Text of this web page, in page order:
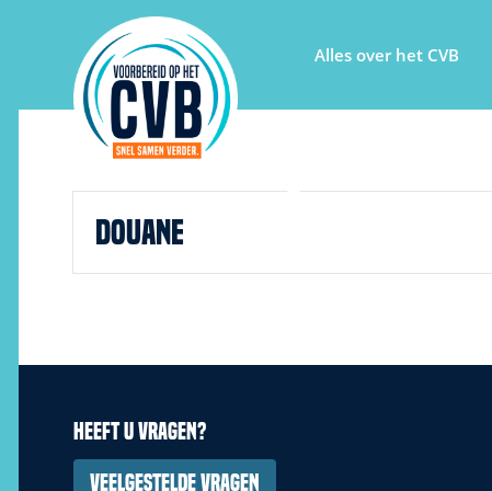
Alles over het CVB
Douane
Heeft u vragen?
Veelgestelde vragen